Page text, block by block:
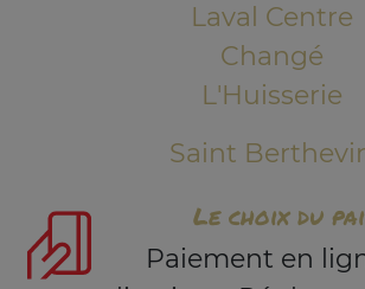
Laval Centre
Changé
L'Huisserie
Saint
Le choix du
Paiement en